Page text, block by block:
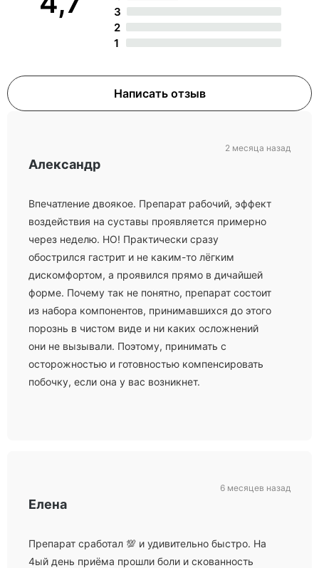
3
2
1
Написать отзыв
Александр
Впечатление двоякое. Препарат рабочий, эффект
воздействия на суставы проявляется примерно
через неделю. НО! Практически сразу
обострился гастрит и не каким-то лёгким
дискомфортом, а проявился прямо в дичайшей
форме. Почему так не понятно, препарат состоит
из набора компонентов, принимавшихся до этого
порознь в чистом виде и ни каких осложнений
они не вызывали. Поэтому, принимать с
осторожностью и готовностью компенсировать
побочку, если она у вас возникнет.
2 месяца назад
Елена
Препарат сработал 💯 и удивительно быстро. На
4ый день приёма прошли боли и скованность
6 месяцев назад